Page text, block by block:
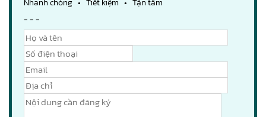
- - -